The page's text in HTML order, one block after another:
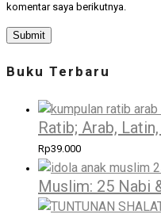
komentar saya berikutnya.
Buku Terbaru
Ratib; Arab,
Rp39.000
Muslim: 25 Nabi